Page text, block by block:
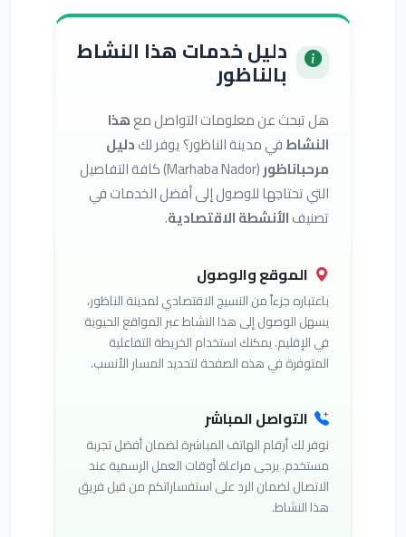
دليل خدمات هذا النشاط
بالناظور
هل تبحث عن معلومات التواصل معهذا
النشاطفي مدينة الناظور؟ يوفر لكدليل
مرحباناظور
(Marhaba Nador) كافة التفاصيل
التي تحتاجها للوصول إلى أفضل الخدمات في
تصنيفالأنشطة الاقتصادية.
الموقع والوصول
باعتباره جزءاً من النسيج الاقتصادي لمدينة الناظور،
يسهل الوصول إلى هذا النشاط عبر المواقع الحيوية
في الإقليم. يمكنك استخدام الخريطة التفاعلية
المتوفرة في هذه الصفحة لتحديد المسار الأنسب.
التواصل المباشر
نوفر لك أرقام الهاتف المباشرة لضمان أفضل تجربة
مستخدم. يرجى مراعاة أوقات العمل الرسمية عند
الاتصال لضمان الرد على استفساراتكم من قبل فريق
هذا النشاط.